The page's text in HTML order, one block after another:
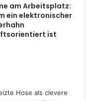
am Arbeitsplatz:
ein elektronischer
ist